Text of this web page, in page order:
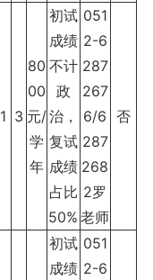
1 3
80
00
元/
学
年
初试
成绩
不计
政
治，
复试
成绩
占比
50%
051
2-6
287
267
6/6
287
268
2罗
老师
否
初试
成绩
051
2-6